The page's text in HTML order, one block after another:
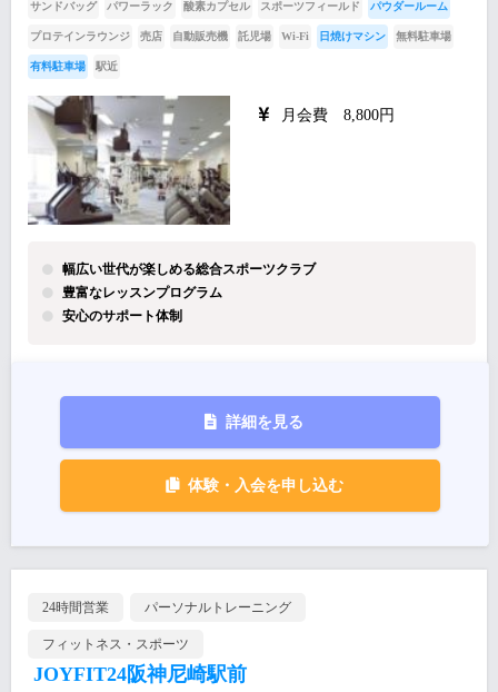
サンドバッグ パワーラック 酸素カプセル スポーツフィールド パウダールーム
プロテインラウンジ 売店 自動販売機 託児場 Wi-Fi 日焼けマシン 無料駐車場
有料駐車場 駅近
月会費 8,800円
幅広い世代が楽しめる総合スポーツクラブ
豊富なレッスンプログラム
安心のサポート体制
詳細を見る
体験・入会を申し込む
24時間営業 パーソナルトレーニング
フィットネス・スポーツ
JOYFIT24阪神尼崎駅前